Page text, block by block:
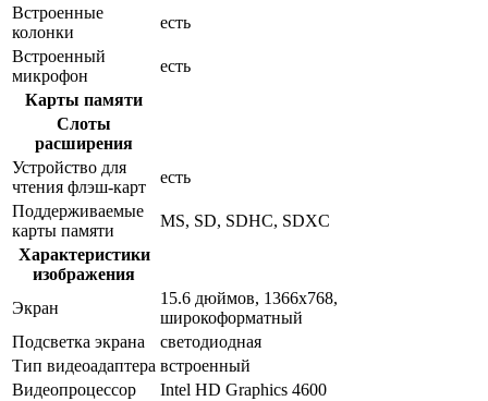
Встроенные
колонки
есть
Встроенный
микрофон
есть
Карты памяти
Слоты
расширения
Устройство для
чтения флэш-карт
есть
Поддерживаемые
карты памяти
MS, SD, SDHC, SDXC
Характеристики
изображения
Экран
15.6 дюймов, 1366x768,
широкоформатный
Подсветка экрана
светодиодная
Тип видеоадаптера встроенный
Видеопроцессор
Intel HD Graphics 4600